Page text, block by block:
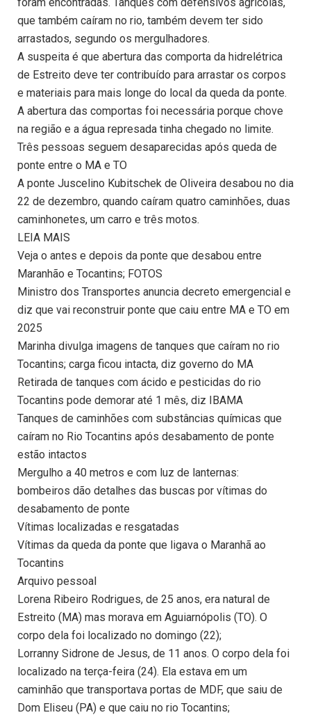
que também caíram no rio, também devem ter sido
arrastados, segundo os mergulhadores.
A suspeita é que abertura das comporta da hidrelétrica
de Estreito deve ter contribuído para arrastar os corpos
e materiais para mais longe do local da queda da ponte.
A abertura das comportas foi necessária porque chove
na região e a água represada tinha chegado no limite.
Três pessoas seguem desaparecidas após queda de
ponte entre o MA e TO
A ponte Juscelino Kubitschek de Oliveira desabou no dia
22 de dezembro, quando caíram quatro caminhões, duas
caminhonetes, um carro e três motos.
LEIA MAIS
Veja o antes e depois da ponte que desabou entre
Maranhão e Tocantins; FOTOS
Ministro dos Transportes anuncia decreto emergencial e
diz que vai reconstruir ponte que caiu entre MA e TO em
2025
Marinha divulga imagens de tanques que caíram no rio
Tocantins; carga ficou intacta, diz governo do MA
Retirada de tanques com ácido e pesticidas do rio
Tocantins pode demorar até 1 mês, diz IBAMA
Tanques de caminhões com substâncias químicas que
caíram no Rio Tocantins após desabamento de ponte
estão intactos
Mergulho a 40 metros e com luz de lanternas:
bombeiros dão detalhes das buscas por vítimas do
desabamento de ponte
Vítimas localizadas e resgatadas
Vítimas da queda da ponte que ligava o Maranhã ao
Tocantins
Arquivo pessoal
Lorena Ribeiro Rodrigues, de 25 anos, era natural de
Estreito (MA) mas morava em Aguiarnópolis (TO). O
corpo dela foi localizado no domingo (22);
Lorranny Sidrone de Jesus, de 11 anos. O corpo dela foi
localizado na terça-feira (24). Ela estava em um
caminhão que transportava portas de MDF, que saiu de
Dom Eliseu (PA) e que caiu no rio Tocantins;